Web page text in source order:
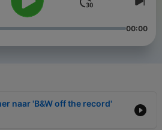
00:00
naar 'B&W off the record'